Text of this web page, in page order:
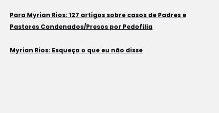
Para Myrian Rios: 127 artigos sobre casos de Padres e
Pastores Condenados/Presos por Pedofilia
Myrian Rios: Esqueça o que eu não disse